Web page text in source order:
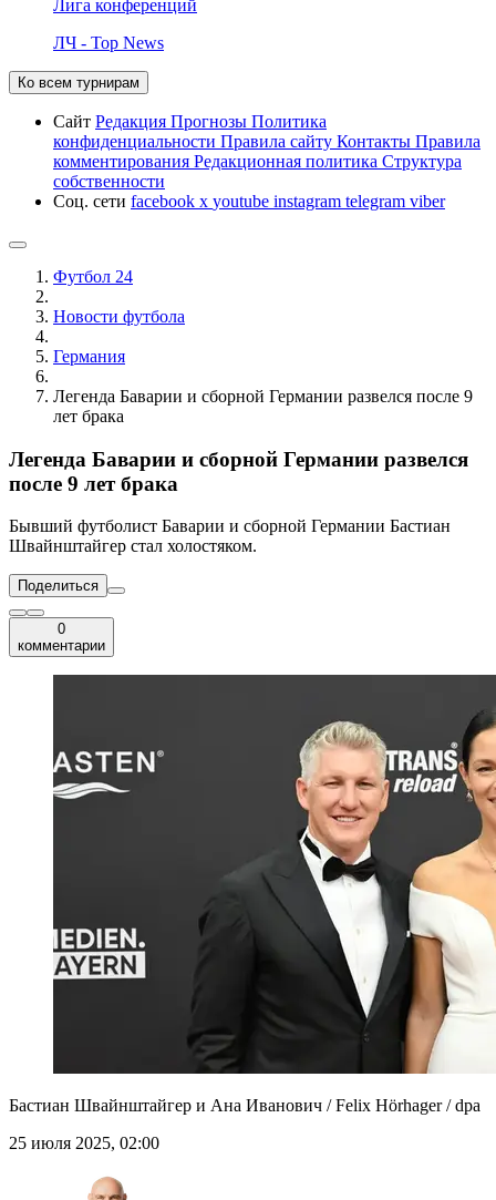
Лига конференций
ЛЧ - Top News
Ко всем турнирам
Сайт Редакция Прогнозы Политика
конфиденциальности Правила сайту Контакты Правила
комментирования Редакционная политика Структура
собственности
Соц. сети facebook x youtube instagram telegram viber
Футбол 24
Новости футбола
Германия
Легенда Баварии и сборной Германии развелся после 9
лет брака
Легенда Баварии и сборной Германии развелся
после 9 лет брака
Бывший футболист Баварии и сборной Германии Бастиан
Швайнштайгер стал холостяком.
Поделиться
0
комментарии
Бастиан Швайнштайгер и Ана Иванович / Felix Hörhager / dpa
25 июля 2025, 02:00